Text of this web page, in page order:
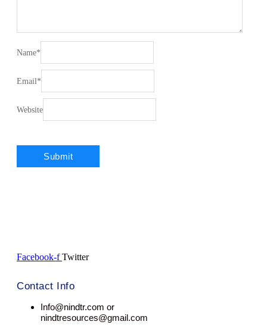
Name*
Email*
Website
Facebook-f Twitter
Contact Info
Info@nindtr.com or
nindtresources@gmail.com